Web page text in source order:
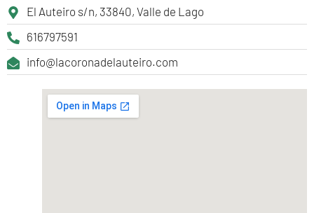
El Auteiro s/n, 33840, Valle de Lago
616797591
info@lacoronadelauteiro.com